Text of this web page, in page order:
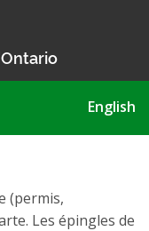
English
(permis,
Les épingles de